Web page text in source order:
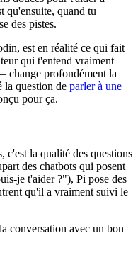
qu'ensuite, quand tu
des pistes.
est en réalité ce qui fait
qui t'entend vraiment —
change profondément la
la question de parler à une
pour ça.
c'est la qualité des questions
des chatbots qui posent
je t'aider ?"), Pi pose des
qu'il a vraiment suivi le
conversation avec un bon